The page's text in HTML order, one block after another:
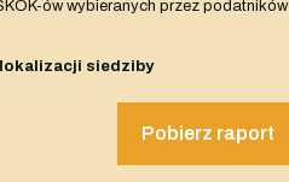
ów wybieranych przez podatników
lokalizacji siedziby
Pobierz raport